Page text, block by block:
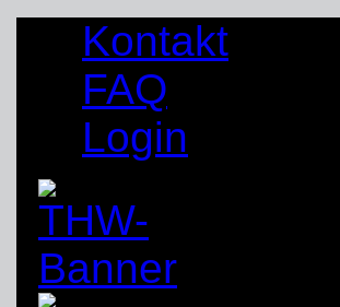
Kontakt
FAQ
Login